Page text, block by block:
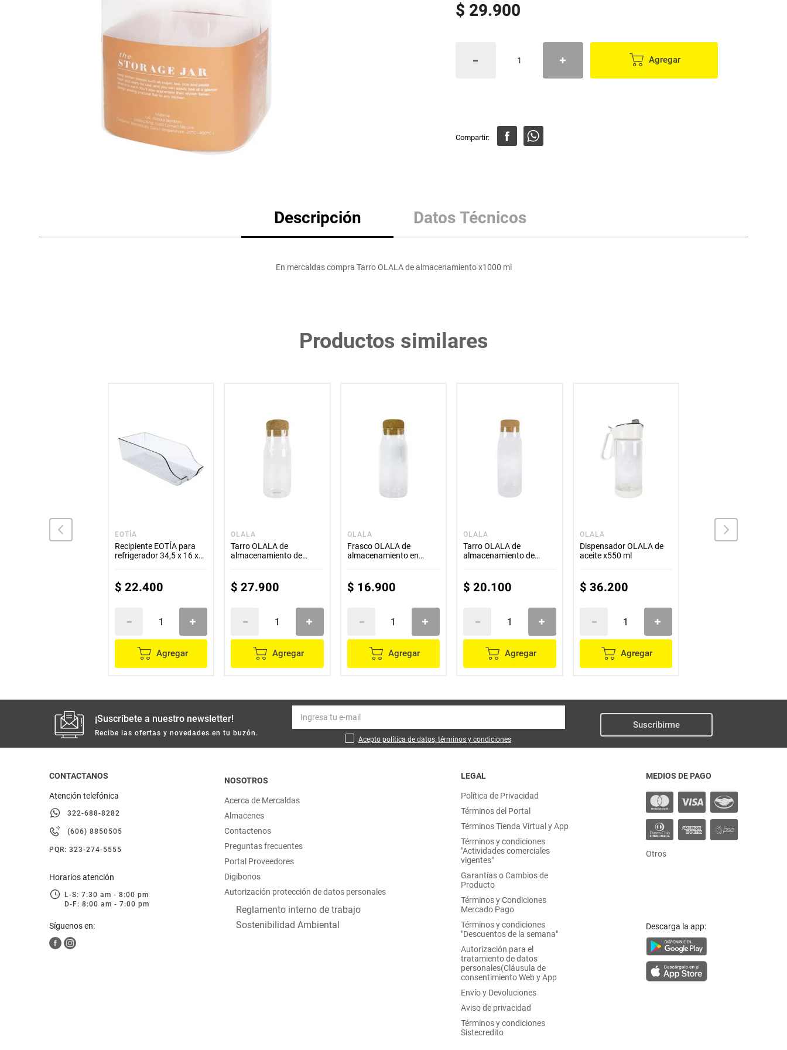
lácteos y refrigerados
otros
$ 29.900
Agregar
Descripción Datos Técnicos
En mercaldas compra Tarro OLALA de almacenamiento x1000 ml
Productos similares
EOTÍA
Recipiente EOTÍA para
refrigerador 34,5 x 16 x
$ 22.400
Agregar
OLALA
Tarro OLALA de
almacenamiento de
$ 27.900
Agregar
OLALA
Frasco OLALA de
almacenamiento en
$ 16.900
Agregar
OLALA
Tarro OLALA de
almacenamiento de
$ 20.100
Agregar
OLALA
Dispensador OLALA de
aceite x550 ml
$ 36.200
Agregar
¡Suscríbete a nuestro newsletter!
Recibe las ofertas y novedades en tu buzón.
Acepto política de datos, términos y condiciones
Suscribirme
CONTACTANOS
Atención telefónica
322-688-8282
(606) 8850505
PQR: 323-274-5555
Horarios atención
L-S: 7:30 am - 8:00 pm
D-F: 8:00 am - 7:00 pm
Síguenos en:
NOSOTROS
Acerca de Mercaldas
Almacenes
Contactenos
Preguntas frecuentes
Portal Proveedores
Digibonos
Autorización protección de datos personales
Reglamento interno de trabajo
Sostenibilidad Ambiental
LEGAL
Política de Privacidad
Términos del Portal
Términos Tienda Virtual y App
Términos y condiciones
"Actividades comerciales
vigentes"
Garantías o Cambios de
Producto
Términos y Condiciones
Mercado Pago
Términos y condiciones
"Descuentos de la semana"
Autorización para el
tratamiento de datos
personales(Cláusula de
consentimiento Web y App
Envío y Devoluciones
Aviso de privacidad
Términos y condiciones
Sistecredito
MEDIOS DE PAGO
Otros
Descarga la app: